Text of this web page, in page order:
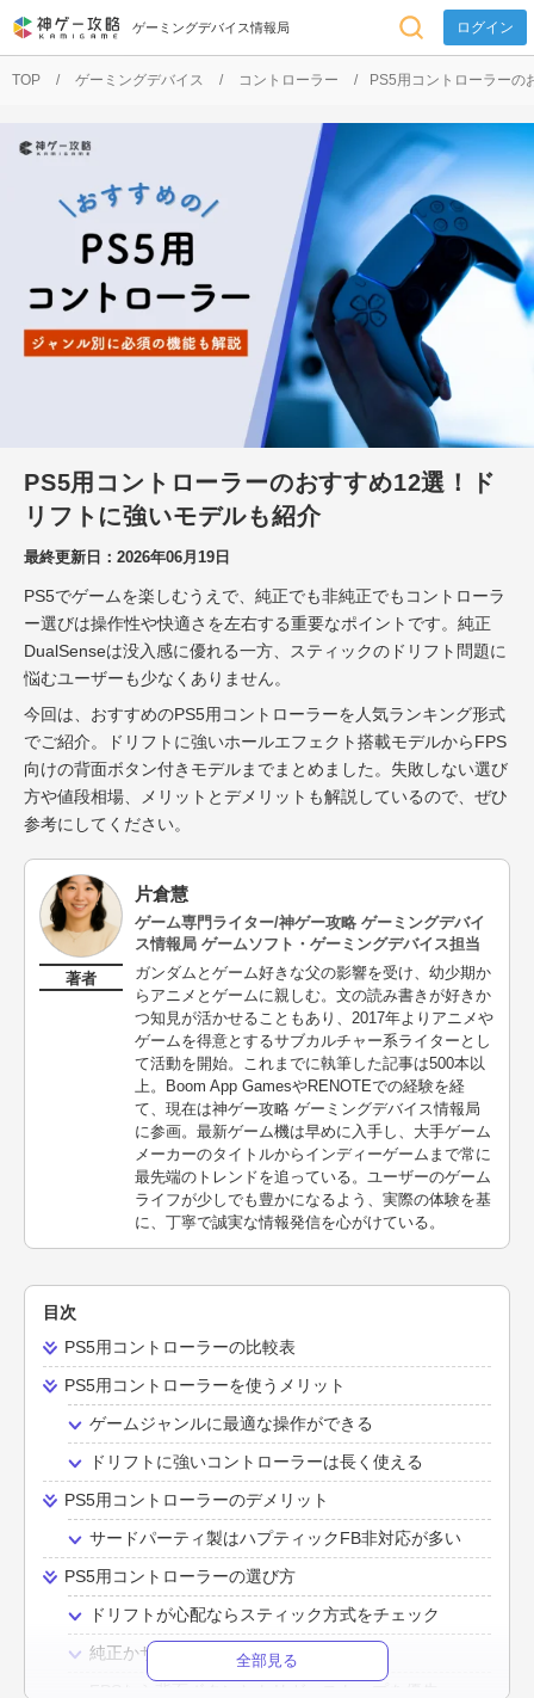
ゲーミングデバイス情報局
TOP ゲーミングデバイス コントローラー PS5用コントローラーの
PS5用コントローラーのおすすめ12選！ド
リフトに強いモデルも紹介
最終更新日： 2026年06月19日
PS5でゲームを楽しむうえで、純正でも非純正でもコントローラ
ー選びは操作性や快適さを左右する重要なポイントです。純正
DualSenseは没入感に優れる一方、スティックのドリフト問題に
悩むユーザーも少なくありません。
今回は、おすすめのPS5用コントローラーを人気ランキング形式
でご紹介。ドリフトに強いホールエフェクト搭載モデルからFPS
向けの背面ボタン付きモデルまでまとめました。失敗しない選び
方や値段相場、メリットとデメリットも解説しているので、ぜひ
参考にしてください。
著者
片倉慧
ゲーム専門ライター/神ゲー攻略 ゲーミングデバイ
ス情報局 ゲームソフト・ゲーミングデバイス担当
ガンダムとゲーム好きな父の影響を受け、幼少期か
らアニメとゲームに親しむ。文の読み書きが好きか
つ知見が活かせることもあり、2017年よりアニメや
ゲームを得意とするサブカルチャー系ライターとし
て活動を開始。これまでに執筆した記事は500本以
上。Boom App GamesやRENOTEでの経験を経
て、現在は神ゲー攻略 ゲーミングデバイス情報局
に参画。最新ゲーム機は早めに入手し、大手ゲーム
メーカーのタイトルからインディーゲームまで常に
最先端のトレンドを追っている。ユーザーのゲーム
ライフが少しでも豊かになるよう、実際の体験を基
に、丁寧で誠実な情報発信を心がけている。
目次
PS5用コントローラーの比較表
PS5用コントローラーを使うメリット
ゲームジャンルに最適な操作ができる
ドリフトに強いコントローラーは長く使える
PS5用コントローラーのデメリット
サードパーティ製はハプティックFB非対応が多い
PS5用コントローラーの選び方
ドリフトが心配ならスティック方式をチェック
純正かサードパーティかは用途で決める
全部見る